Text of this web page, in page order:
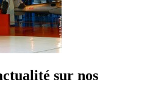
sur nos